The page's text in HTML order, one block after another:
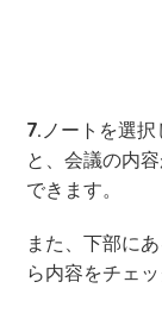
7. ノートを選
と、会議の内
できます。
また、下部に
ら内容をチェ